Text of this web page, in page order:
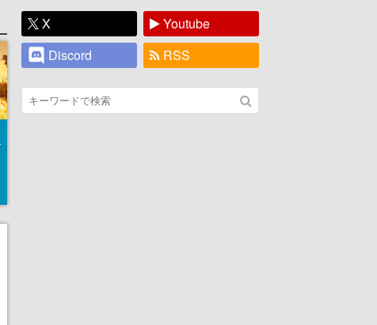
X
Youtube
Discord
RSS